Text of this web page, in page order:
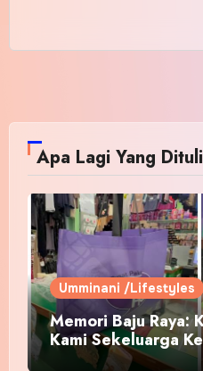
Apa Lagi Yang
Umminani /Lifestyles
Memori Baju Raya:
Kami Sekeluarga
Pakaian Hari-Hari?